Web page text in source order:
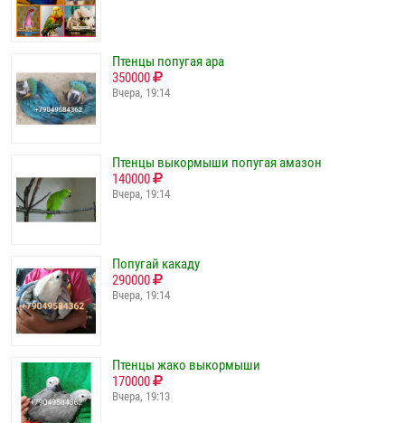
Птенцы попугая ара
350000
Вчера, 19:14
Птенцы выкормыши попугая амазон
140000
Вчера, 19:14
Попугай какаду
290000
Вчера, 19:14
Птенцы жако выкормыши
170000
Вчера, 19:13